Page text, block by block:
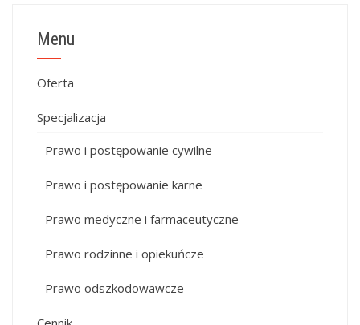
Menu
Oferta
Specjalizacja
Prawo i postępowanie cywilne
Prawo i postępowanie karne
Prawo medyczne i farmaceutyczne
Prawo rodzinne i opiekuńcze
Prawo odszkodowawcze